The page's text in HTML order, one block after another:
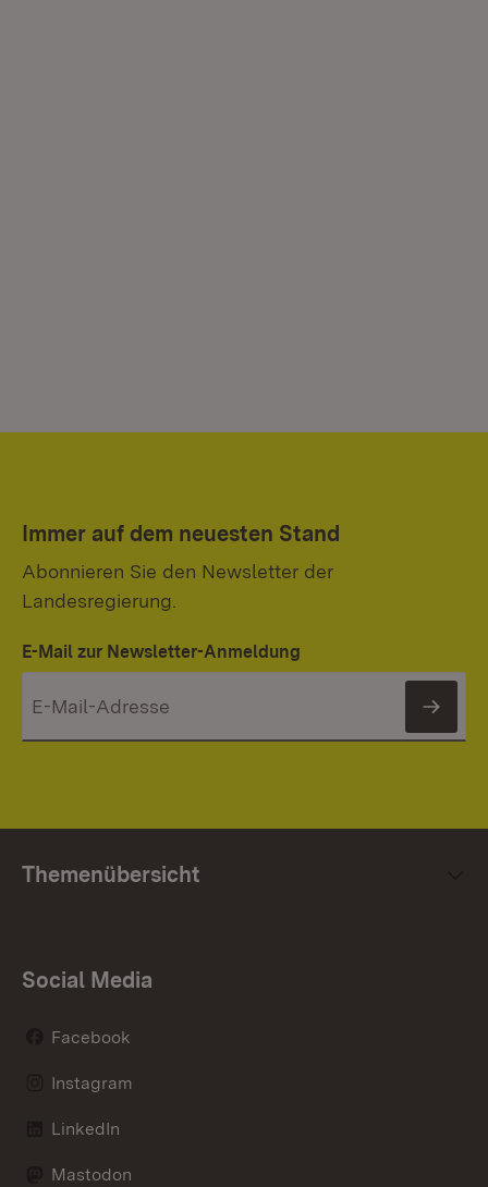
Immer auf dem neuesten Stand
Abonnieren Sie den Newsletter der
Landesregierung.
E-Mail zur Newsletter-Anmeldung
Themenübersicht
Social Media
Facebook
Instagram
LinkedIn
Mastodon